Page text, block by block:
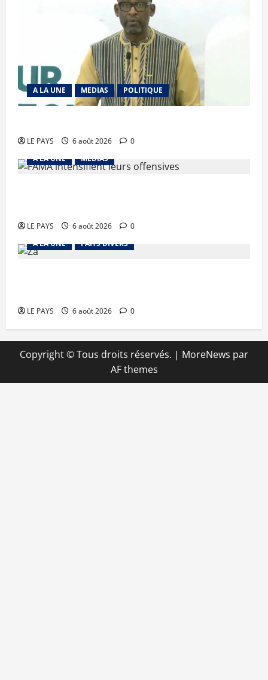
A LA UNE MEDIAS POLITIQUE
LE PAYS 6 août 2026
0
A LA UNE
MEDIAS
LE PAYS 6 août 2026
0
A LA UNE
FAITS DIVERS
LE PAYS 6 août 2026 0
Copyright © Tous droits réservés. | MoreNews par
AF themes